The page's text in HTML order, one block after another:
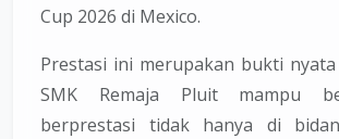
Cup 2026 di Mexico.
Prestasi ini merupakan bukti
SMK Remaja Pluit mampu
berprestasi tidak hanya di